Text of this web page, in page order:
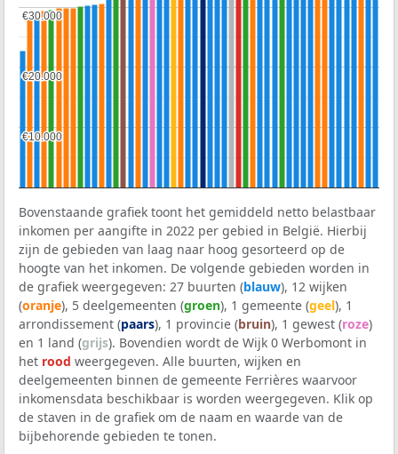
€10.000
€10.000
€20.000
€20.000
€30.000
€30.000
Bovenstaande grafiek toont het gemiddeld netto belastbaar
inkomen per aangifte in 2022 per gebied in België. Hierbij
zijn de gebieden van laag naar hoog gesorteerd op de
hoogte van het inkomen. De volgende gebieden worden in
de grafiek weergegeven: 27 buurten (blauw), 12 wijken
(oranje), 5 deelgemeenten (groen), 1 gemeente (geel), 1
arrondissement (paars), 1 provincie (bruin), 1 gewest (roze)
en 1 land (grijs). Bovendien wordt de Wijk 0 Werbomont in
het rood weergegeven. Alle buurten, wijken en
deelgemeenten binnen de gemeente Ferrières waarvoor
inkomensdata beschikbaar is worden weergegeven. Klik op
de staven in de grafiek om de naam en waarde van de
bijbehorende gebieden te tonen.